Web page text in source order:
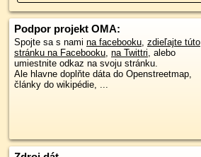
Podpor projekt OMA:
Spojte sa s nami na facebooku, zdieľajte túto
stránku na Facebooku, na Twittri, alebo
umiestnite odkaz na svoju stránku.
Ale hlavne doplňte dáta do Openstreetmap,
články do wikipédie, ...